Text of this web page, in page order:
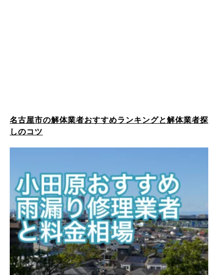
名古屋市の解体業者おすすめランキングと解体業者探
しのコツ